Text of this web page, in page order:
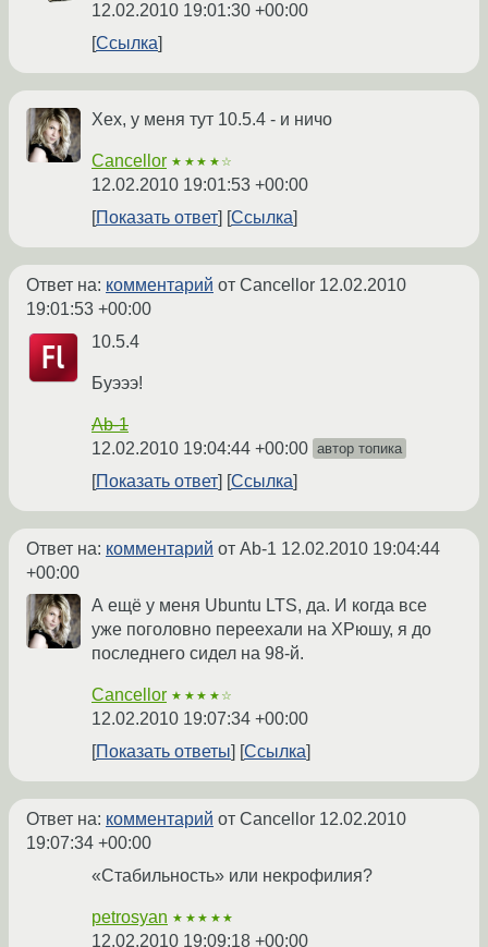
12.02.2010 19:01:30 +00:00
Ссылка
Хех, у меня тут 10.5.4 - и ничо
Cancellor ★★★★☆
12.02.2010 19:01:53 +00:00
Показать ответ
Ссылка
Ответ на: комментарий от Cancellor 12.02.2010
19:01:53 +00:00
10.5.4
Буэээ!
Ab-1
12.02.2010 19:04:44 +00:00 автор топика
Показать ответ Ссылка
Ответ на: комментарий от Ab-1 12.02.2010 19:04:44
+00:00
А ещё у меня Ubuntu LTS, да. И когда все
уже поголовно переехали на ХРюшу, я до
последнего сидел на 98-й.
Cancellor ★★★★☆
12.02.2010 19:07:34 +00:00
Показать ответы
Ссылка
Ответ на: комментарий от Cancellor 12.02.2010
19:07:34 +00:00
«Стабильность» или некрофилия?
petrosyan ★★★★★
12.02.2010 19:09:18 +00:00